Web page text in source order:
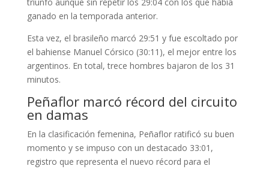
ganado en la temporada anterior.
Esta vez, el brasileño marcó 29:51 y fue escoltado por
el bahiense Manuel Córsico (30:11), el mejor entre los
argentinos. En total, trece hombres bajaron de los 31
minutos.
Peñaflor marcó récord del circuito
en damas
En la clasificación femenina, Peñaflor ratificó su buen
momento y se impuso con un destacado 33:01,
registro que representa el nuevo récord para el